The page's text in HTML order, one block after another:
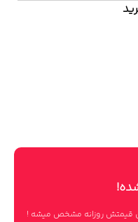
قیمتش روزانه مشخص میشه !